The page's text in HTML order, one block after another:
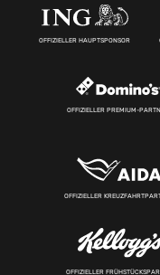
OFFIZIELLER HAUPTSPONSOR
OFFIZIELLER PREMIUM-
OFFIZIELLER
OFFIZIELLER